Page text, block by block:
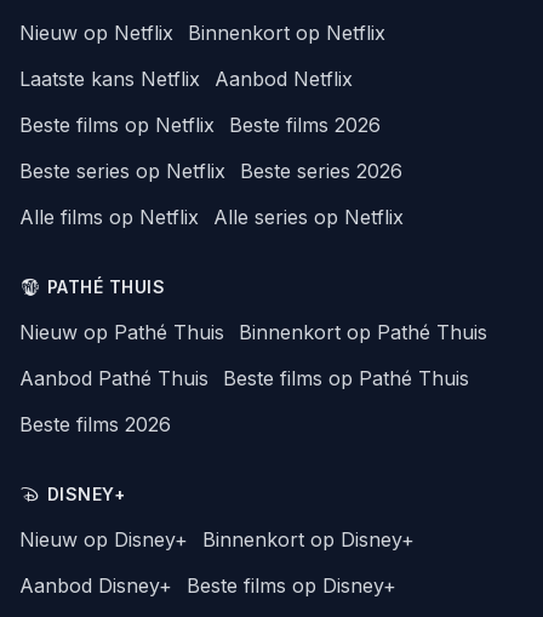
Nieuw op Netflix
Binnenkort op Netflix
Laatste kans Netflix
Aanbod Netflix
Beste films op Netflix
Beste films 2026
Beste series op Netflix
Beste series 2026
Alle films op Netflix
Alle series op Netflix
PATHÉ THUIS
Nieuw op Pathé Thuis
Binnenkort op Pathé Thuis
Aanbod Pathé Thuis
Beste films op Pathé Thuis
Beste films 2026
DISNEY+
Nieuw op Disney+
Binnenkort op Disney+
Aanbod Disney+
Beste films op Disney+